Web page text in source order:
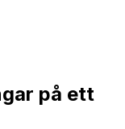
på ett